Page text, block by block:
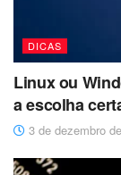
DICAS
Linux ou
a escolha
3 de dezembro